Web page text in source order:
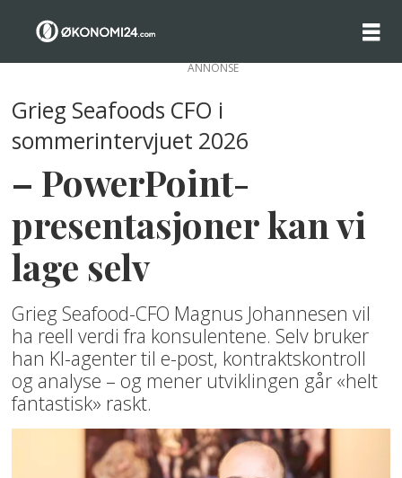
ANNONSE
Grieg Seafoods CFO i
sommerintervjuet 2026
– PowerPoint-
presentasjoner kan vi
lage selv
Grieg Seafood-CFO Magnus Johannesen vil
ha reell verdi fra konsulentene. Selv bruker
han KI-agenter til e-post, kontraktskontroll
og analyse – og mener utviklingen går «helt
fantastisk» raskt.